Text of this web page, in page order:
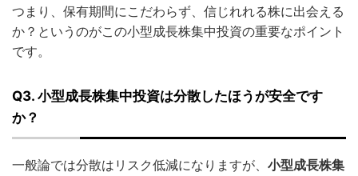
つまり、保有期間にこだわらず、信じれれる株に出会える
か？というのがこの小型成長株集中投資の重要なポイント
です。
Q3. 小型成長株集中投資は分散したほうが安全です
か？
一般論では分散はリスク低減になりますが、 小型成長株集